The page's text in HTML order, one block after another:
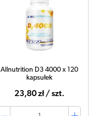
Allnutrition D3 4000 x 120
kapsułek
23,80 zł / szt.